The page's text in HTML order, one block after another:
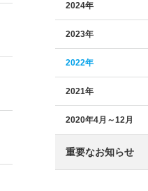
2024年
2023年
2022年
2021年
2020年4月～12月
重要なお知らせ